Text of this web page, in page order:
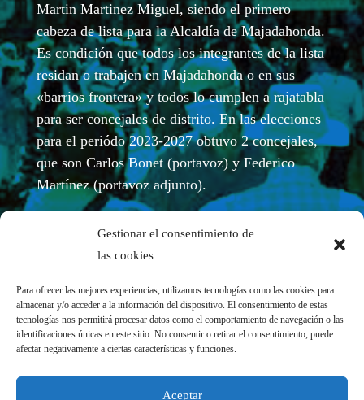
Gestionar el consentimiento de
las cookies
Para ofrecer las mejores experiencias, utilizamos tecnologías como las cookies para
almacenar y/o acceder a la información del dispositivo. El consentimiento de estas
tecnologías nos permitirá procesar datos como el comportamiento de navegación o las
identificaciones únicas en este sitio. No consentir o retirar el consentimiento, puede
afectar negativamente a ciertas características y funciones.
Aceptar
Martin Martinez Miguel, siendo el primero
cabeza de lista para la Alcaldía de Majadahonda.
Es condición que todos los integrantes de la lista
residan o trabajen en Majadahonda o en sus
«barrios frontera» y todos lo cumplen a rajatabla
para ser concejales de distrito. En las elecciones
para el periódo 2023-2027 obtuvo 2 concejales,
que son Carlos Bonet (portavoz) y Federico
Martínez (portavoz adjunto).